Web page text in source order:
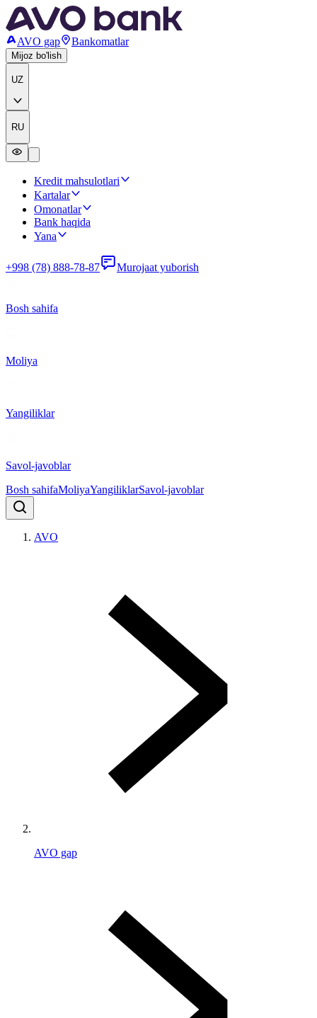
AVO gap Bankomatlar
Mijoz bo'lish
UZ
RU
Kredit mahsulotlari
Kartalar
Omonatlar
Bank haqida
Yana
+998 (78) 888-78-87 Murojaat yuborish
Bosh sahifa
Moliya
Yangiliklar
Savol-javoblar
Bosh sahifaMoliyaYangiliklarSavol-javoblar
AVO
AVO gap